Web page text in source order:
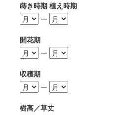
蒔き時期 植え時期
ー
開花期
ー
収穫期
ー
樹高／草丈